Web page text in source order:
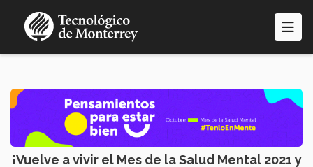
contenido
¡Vuelve a vivir el Mes de la Salud Mental 2021 y